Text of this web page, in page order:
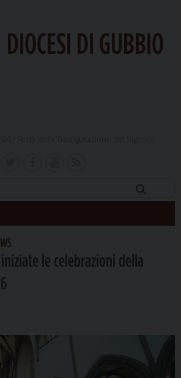
DIOCESI DI GUBBIO
le celebrazioni della